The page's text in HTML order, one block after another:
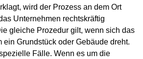
wird der Prozess an dem Ort
Unternehmen rechtskräftig
gleiche Prozedur gilt, wenn sich das
ein Grundstück oder Gebäude dreht.
Fälle. Wenn es um die